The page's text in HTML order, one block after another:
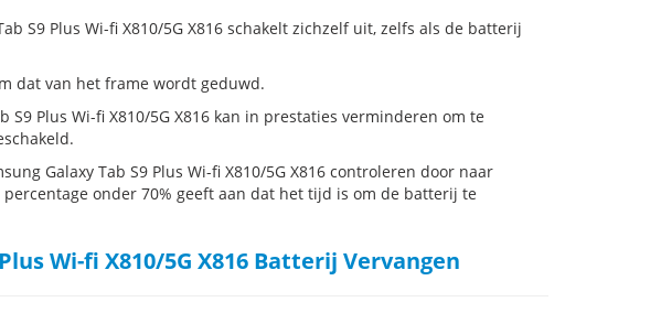
S9 Plus Wi-fi X810/5G X816 schakelt zichzelf uit, zelfs als de batterij
dat van het frame wordt geduwd.
Plus Wi-fi X810/5G X816 kan in prestaties verminderen om te
Galaxy Tab S9 Plus Wi-fi X810/5G X816 controleren door naar
onder 70% geeft aan dat het tijd is om de batterij te
Wi-fi X810/5G X816 Batterij Vervangen